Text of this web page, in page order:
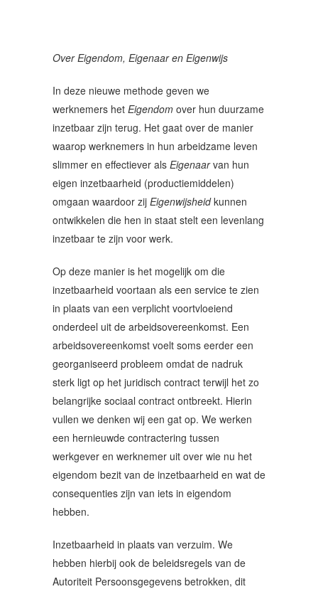
Over Eigendom, Eigenaar en Eigenwijs
In deze nieuwe methode geven we
werknemers het Eigendom over hun duurzame
inzetbaar zijn terug. Het gaat over de manier
waarop werknemers in hun arbeidzame leven
slimmer en effectiever als Eigenaarvan hun
eigen inzetbaarheid (productiemiddelen)
omgaan waardoor zij Eigenwijsheidkunnen
ontwikkelen die hen in staat stelt een levenlang
inzetbaar te zijn voor werk.
Op deze manier is het mogelijk om die
inzetbaarheid voortaan als een service te zien
in plaats van een verplicht voortvloeiend
onderdeel uit de arbeidsovereenkomst. Een
arbeidsovereenkomst voelt soms eerder een
georganiseerd probleem omdat de nadruk
sterk ligt op het juridisch contract terwijl het zo
belangrijke sociaal contract ontbreekt. Hierin
vullen we denken wij een gat op. We werken
een hernieuwde contractering tussen
werkgever en werknemer uit over wie nu het
eigendom bezit van de inzetbaarheid en wat de
consequenties zijn van iets in eigendom
hebben.
Inzetbaarheid in plaats van verzuim. We
hebben hierbij ook de beleidsregels van de
Autoriteit Persoonsgegevens betrokken, dit